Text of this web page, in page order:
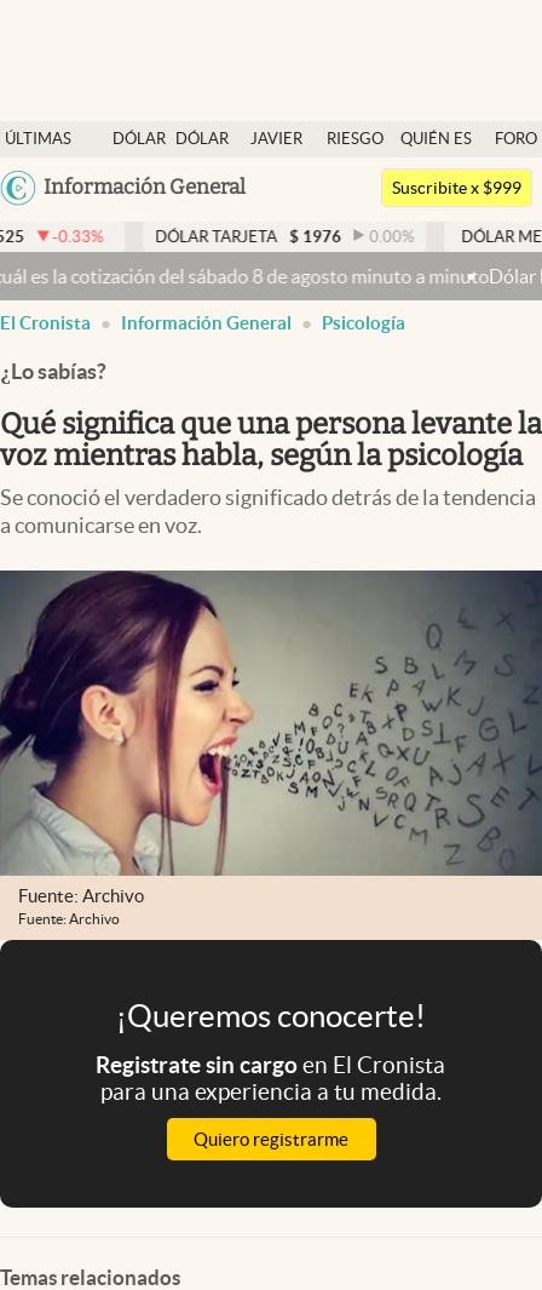
ÚLTIMAS
NOTICIAS
DÓLAR
DÓLAR
JAVIER
RIESGO
QUIÉN ES
QUIÉN
FORO
Argentina
México
Información General
Dólar
Members
Economía y Política
Finanzas y Mercados
Mercados Online
Negocios
Columnistas
Otras secciones
Apertura
Clase
Clima
Mundial 2026
Eventos Corporativos
El Cronista Studio
Mediakit
abre en nueva pestaña
Argentina
Suscribite x $999
DÓLAR TARJETA $ 1976 0.00% DÓLAR MEP $ 1526,03
del sábado 8 de agosto minuto a minutoDólar hoy y dólar
El Cronista Información General Psicología
¿Lo sabías?
Qué significa que una persona levante la
voz mientras habla, según la psicología
Se conoció el verdadero significado detrás de la tendencia
a comunicarse en voz.
Fuente: Archivo
Fuente: Archivo
¡Queremos conocerte!
Registrate sin cargoen El Cronista
para una experiencia a tu medida.
Quiero registrarme
Temas relacionados